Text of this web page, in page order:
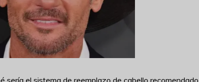
sería el sistema de reemplazo de cabello recomendado